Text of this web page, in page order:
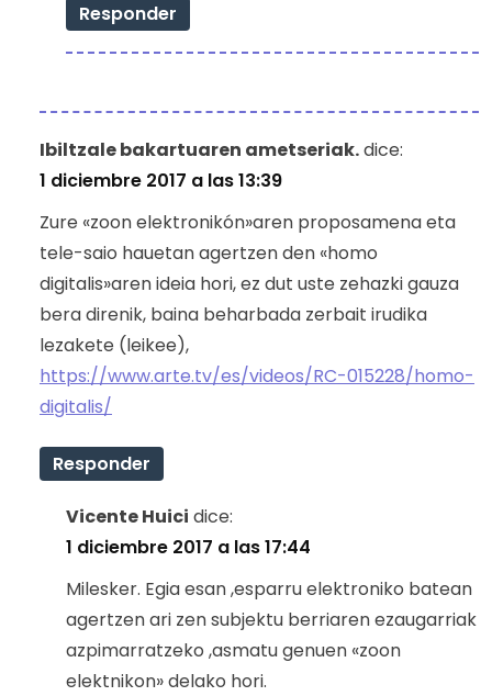
Responder
Ibiltzale bakartuaren ametseriak.dice:
1 diciembre 2017 a las 13:39
Zure «zoon elektronikón»aren proposamena eta
tele-saio hauetan agertzen den «homo
digitalis»aren ideia hori, ez dut uste zehazki gauza
bera direnik, baina beharbada zerbait irudika
lezakete (leikee),
https://www.arte.tv/es/videos/RC-015228/homo-
digitalis/
Responder
Vicente Huici dice:
1 diciembre 2017 a las 17:44
Milesker. Egia esan ,esparru elektroniko batean
agertzen ari zen subjektu berriaren ezaugarriak
azpimarratzeko ,asmatu genuen «zoon
elektnikon» delako hori.